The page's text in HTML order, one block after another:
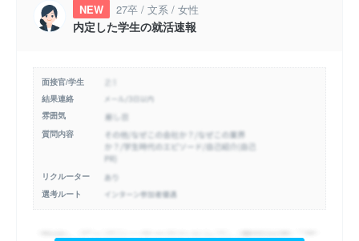
NEW 27卒 / 文系 / 女性
内定した学生の就活速報
面接官/学生
結果連絡
雰囲気
質問内容
リクルーター
選考ルート